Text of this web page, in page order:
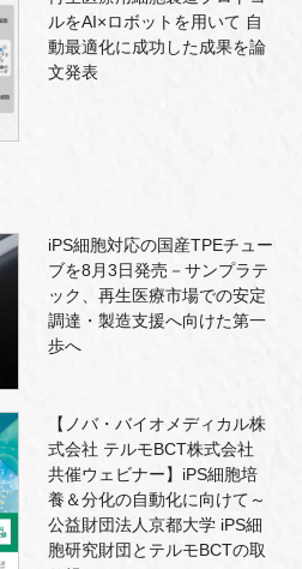
ルをAI×ロボットを用いて 自
動最適化に成功した成果を論
文発表
iPS細胞対応の国産TPEチュー
ブを8月3日発売－サンプラテ
ック、再生医療市場での安定
調達・製造支援へ向けた第一
歩へ
【ノバ・バイオメディカル株
式会社 テルモBCT株式会社
共催ウェビナー】iPS細胞培
養＆分化の自動化に向けて～
公益財団法人京都大学 iPS細
胞研究財団とテルモBCTの取